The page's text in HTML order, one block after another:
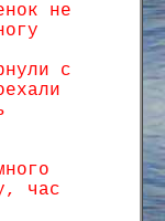
не
с
час